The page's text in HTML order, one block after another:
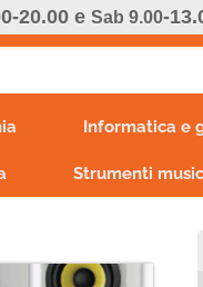
20.00 e Sab 9.00-
utente e la password e
sul pulsante "Accedi"
Informatica e
Strumenti